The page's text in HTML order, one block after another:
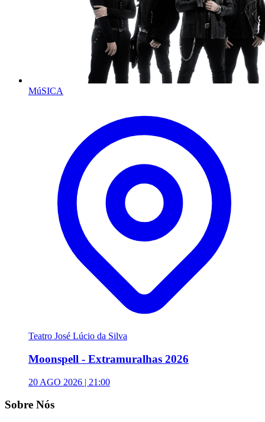
MúSICA
Teatro José Lúcio da Silva
Moonspell - Extramuralhas 2026
20 AGO 2026 | 21:00
Sobre Nós